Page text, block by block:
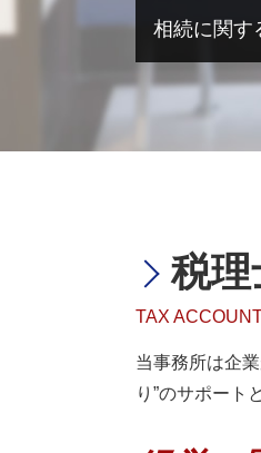
事業計画
医療法人
医療法人 持
医療法人
医療法人
大阪市 医
医療法人
医療法人設
医療法人
海外進出
海外進出
海外進出
海外進出
海外進出
海外進出
海外進出
海外進出
企業 海外
海外進出
相続に関す
相続税 期
相続税 法
相続税 マ
相続税 無
相続税
相続税 メ
相続税 節
税
TAX
当事務所は企
り”のサポート